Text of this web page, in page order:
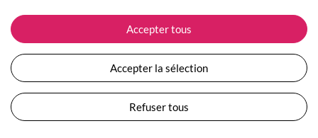
Nos engagements
Plan du site
Devenir revendeur
Collection Femme
Collection Enfants
Les Totebags
Nos différents thèmes
ASSISTANCE
Suivre ma commande
Expédition et livraison
Retour et remboursement
Moyens de paiement
Questions / Réponses
Conditions générales de vente
Accepter tous
Accepter la sélection
Refuser tous